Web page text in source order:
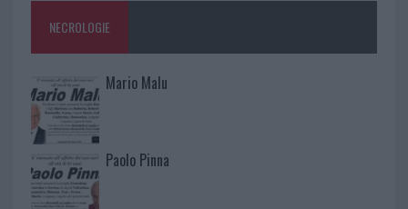
NECROLOGIE
Mario Malu
Paolo Pinna